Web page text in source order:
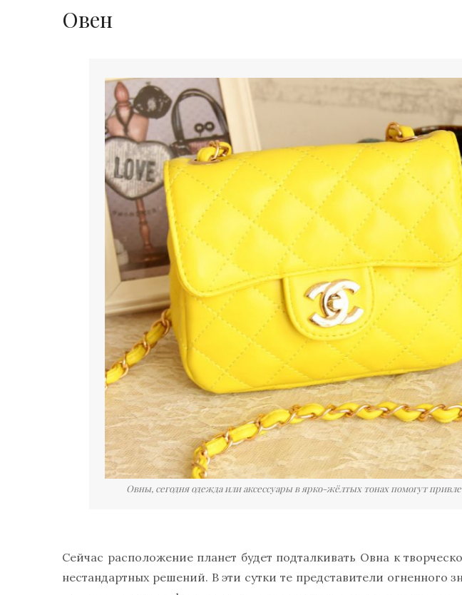
Овен
Овны, сегодня одежда или аксессуары в ярко-жёлтых тонах помогут
Сейчас расположение планет будет подталкивать Овна к
нестандартных решений. В эти сутки те представители огненного